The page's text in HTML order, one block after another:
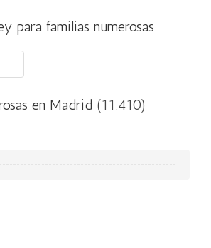
para familias numerosas
en Madrid (11.410)